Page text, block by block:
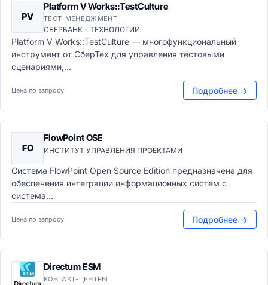
PV
Platform V Works::TestCulture
ТЕСТ-МЕНЕДЖМЕНТ
СБЕРБАНК - ТЕХНОЛОГИИ
Platform V Works::TestCulture — многофункциональный
инструмент от СберТех для управления тестовыми
сценариями,...
Цена по запросу Подробнее →
FO
FlowPoint OSE
ИНСТИТУТ УПРАВЛЕНИЯ ПРОЕКТАМИ
Система FlowPoint Open Source Edition предназначена для
обеспечения интеграции информационных систем с
система...
Цена по запросу Подробнее →
Directum ESM
КОНТАКТ-ЦЕНТРЫ